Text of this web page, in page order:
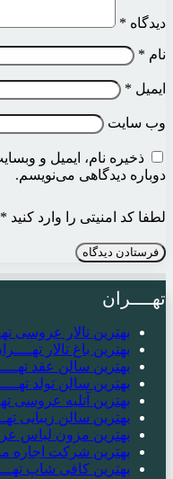
دیدگاه *
نام *
ایمیل *
وب‌ سایت
ذخیره نام، ایمیل و
دوباره دیدگاهی می‌نویسم.
لطفا کد امنیتی را وارد کنید *
تهــــران
بهترین تالار عروسی
بهترین باغ تالار
بهترین سالن عقد
بهترین سالن تولد
بهترین آتلیه عروسی
بهترین سالن زیبایی
بهترین مزون لباس
بهترین شرکت اجاره
بهترین کافی شاپ